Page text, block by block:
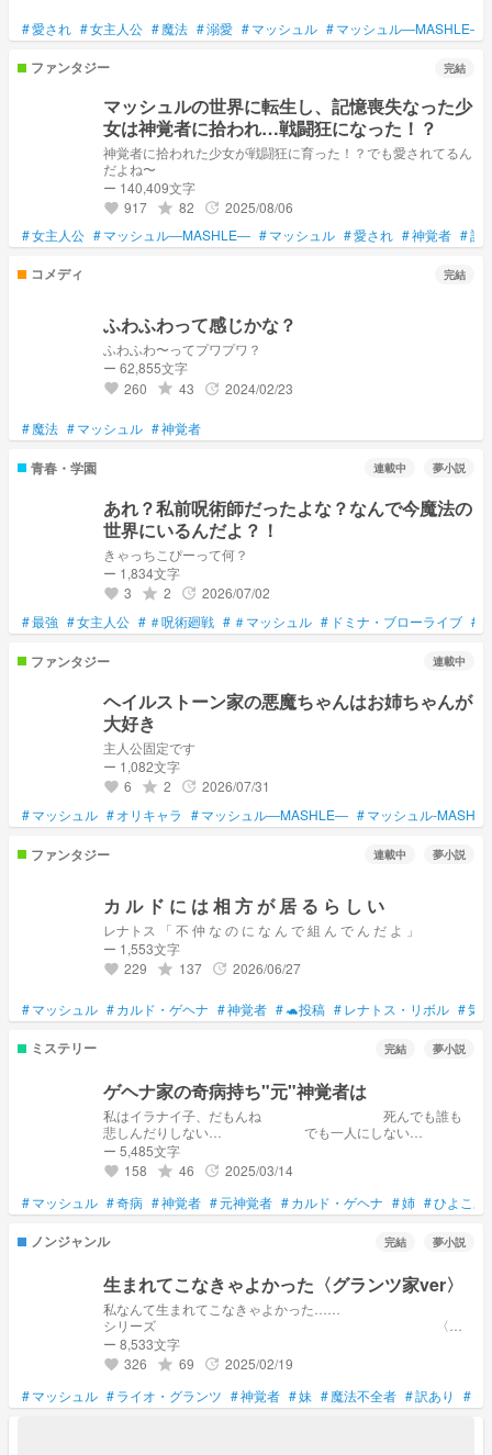
#愛され #女主人公 #魔法 #溺愛 #マッシュル #マッシュル―MASHLE―
ファンタジー 完結
マッシュルの世界に転生し、記憶喪失なった少
女は神覚者に拾われ…戦闘狂になった！？
神覚者に拾われた少女が戦闘狂に育った！？でも愛されてるん
だよね〜
ー 140,409文字
favorite 917 grade 82 update 2025/08/06
#女主人公 #マッシュル―MASHLE― #マッシュル #愛され #神覚者 #記
コメディ 完結
ふわふわって感じかな？
ふわふわ〜ってプワプワ？
ー 62,855文字
favorite 260 grade 43 update 2024/02/23
#魔法 #マッシュル #神覚者
青春・学園 連載中 夢小説
あれ？私前呪術師だったよな？なんで今魔法の
世界にいるんだよ？！
きゃっちこぴーって何？
ー 1,834文字
favorite 3 grade 2 update 2026/07/02
#最強 #女主人公 # ＃呪術廻戦 # ＃マッシュル # ドミナ・ブローライブ #
ファンタジー 連載中
ヘイルストーン家の悪魔ちゃんはお姉ちゃんが
大好き
主人公固定です
ー 1,082文字
favorite 6 grade 2 update 2026/07/31
#マッシュル #オリキャラ #マッシュル―MASHLE― #マッシュル-
ファンタジー 連載中 夢小説
カ ル ド に は 相 方 が 居 る ら し い
レナトス 「 不 仲 な の に な ん で 組 ん で ん だ よ 」
ー 1,553文字
favorite 229 grade 137 update 2026/06/27
#マッシュル #カルド・ゲヘナ #神覚者 #🐢投稿 #レナトス・リボル #気
ミステリー 完結 夢小説
ゲヘナ家の奇病持ち"元"神覚者は
私はイラナイ子、だもんね 死んでも誰も
悲しんだりしない… でも一人にしない
で
デイリーランキング 3/12 69
位 3/7 143位 3/5 180
位
ー 5,485文字
favorite 158 grade 46 update 2025/03/14
#マッシュル #奇病 #神覚者 #元神覚者 #カルド・ゲヘナ #姉 #ひよこ豆
ノンジャンル 完結 夢小説
生まれてこなきゃよかった〈グランツ家ver〉
私なんて生まれてこなきゃよかった……
シリーズ 〈マ
ドル家ver〉 しろは″ね
様
https://novel.prcm.jp/novel/GzgrdTmO4dEI3PKaNJcv
〈文ストver〉桜餅🌸
ー 8,533文字
favorite 326 grade 69 update 2025/02/19
#マッシュル #ライオ・グランツ #神覚者 #妹 #魔法不全者 #訳あり #